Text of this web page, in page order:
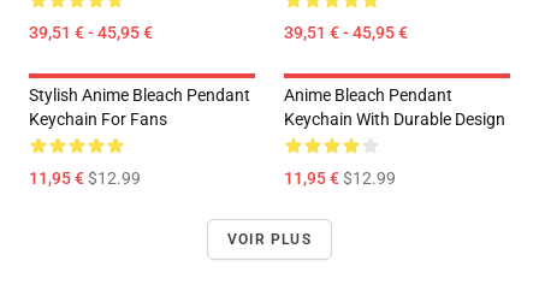
39,51 € - 45,95 € 39,51 € - 45,95 €
Stylish Anime Bleach Pendant
Keychain For Fans
11,95 €$12.99
Anime Bleach Pendant
Keychain With Durable Design
11,95 €$12.99
VOIR PLUS